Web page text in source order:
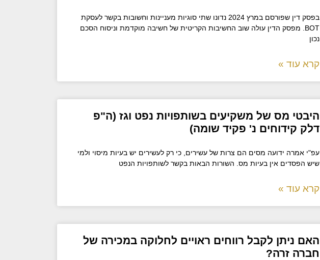
בפסק דין שפורסם במרץ 2024 נדונו שתי סוגיות מעניינות וחשובות בקשר לעסקת
BOT. מפסק הדין עולה שוב החשיבות הקריטית של חשיבה מוקדמת וניסוח הסכם
נכון
קרא עוד »
היבטי מס של משקיעים בשותפויות נפט וגז (ה"פ
דלק קידוחים נ' פקיד שומה)
עפ"י אמרה ידועה מסים הם צרות של עשירים, כי רק לעשירים יש בעיות מיסוי ולמי
שיש הפסדים אין בעיות מס. השורות הבאות בקשר לשותפויות הנפט
קרא עוד »
האם ניתן לקבל רווחים ראויים לחלוקה במכירה של
חברה זרה?